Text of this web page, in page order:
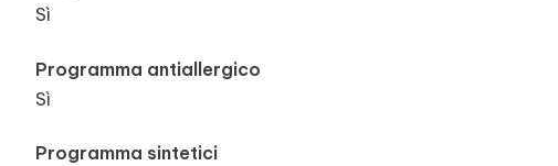
Sì
Programma antiallergico
Sì
Programma sintetici